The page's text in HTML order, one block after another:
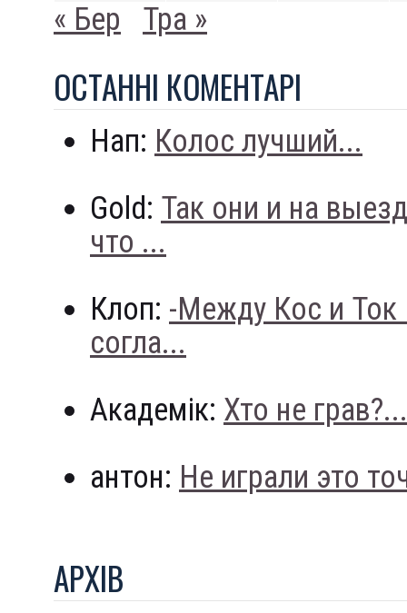
« Бер Тра »
ОСТАННI КОМЕНТАРI
Нап: Колос лучший...
Gold: Так они и на
что ...
Клоп: -Между Кос и
согла...
Академік: Хто не грав?...
антон: Не играли это
АРХIВ